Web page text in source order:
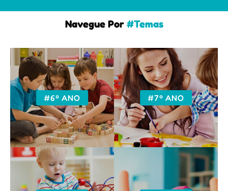
Navegue Por #Temas
#6º ANO #7º ANO